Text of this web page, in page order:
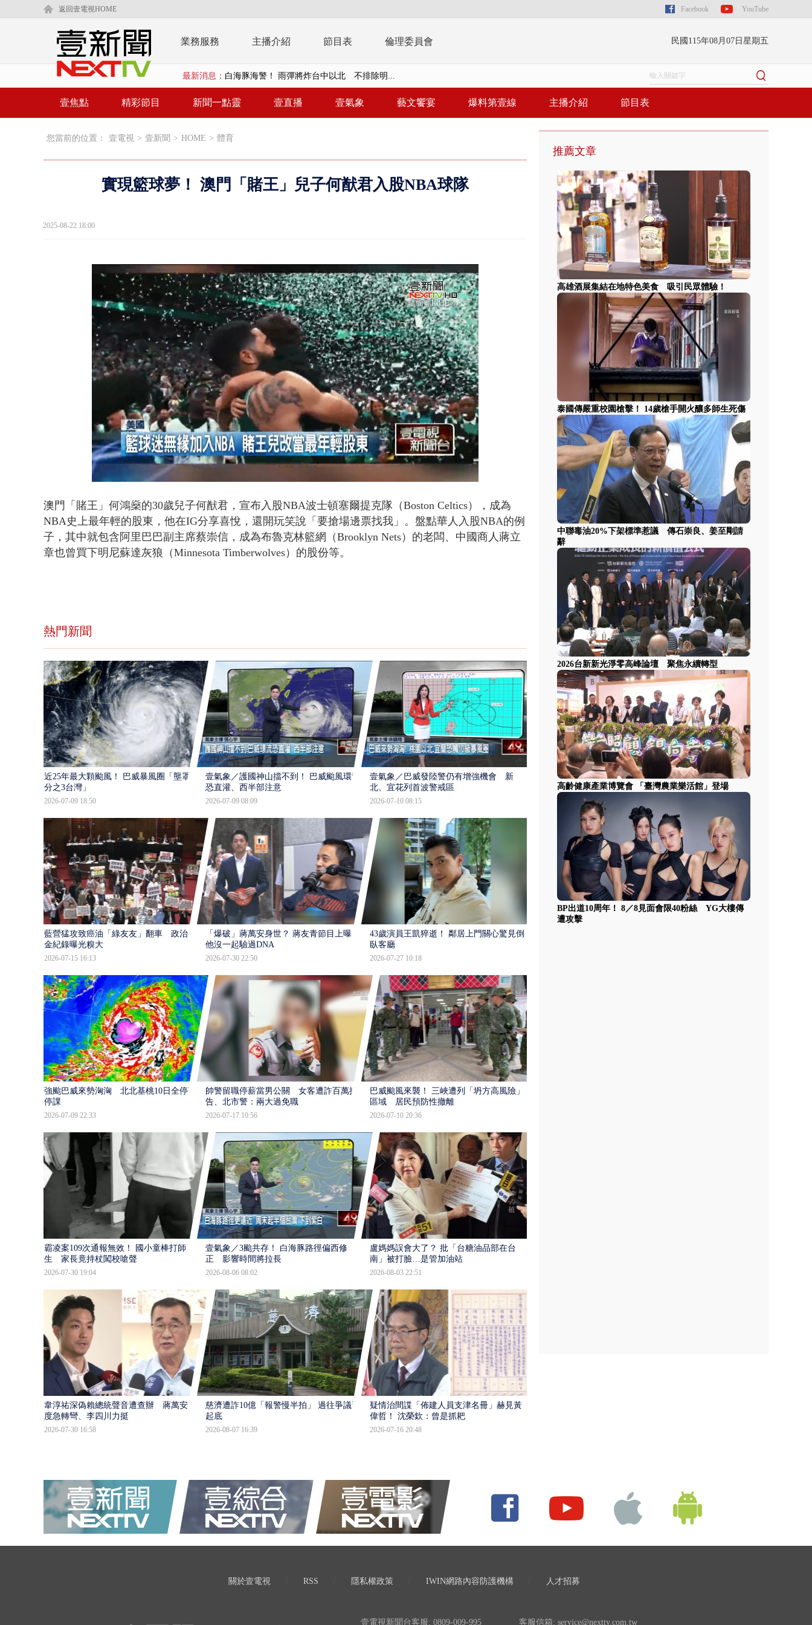
返回壹電視HOME Facebook YouTube
業務服務 主播介紹 節目表 倫理委員會 民國115年08月07日星期五
最新消息： 白海豚海警！ 雨彈將炸台中以北 不排除明...
沖繩機場航班取消！ 滯留旅客「拚手速」搶...
名律狠詐慈濟10億！ 豪宅藏「9千萬鈔票磚、...
父親節限定！ 「一鴨三吃」、「客家攪福」...
壹焦點 精彩節目 新聞一點靈 壹直播 壹氣象 藝文饗宴 爆料第壹線 主播介紹 節目表
您當前的位置： 壹電視 > 壹新聞 > HOME > 體育
實現籃球夢！ 澳門「賭王」兒子何猷君入股NBA球隊
2025-08-22 18:00
50.53%
澳門「賭王」何鴻燊的30歲兒子何猷君，宣布入股NBA波士頓塞爾提克隊（Boston Celtics），成為
NBA史上最年輕的股東，他在IG分享喜悅，還開玩笑說「要搶場邊票找我」。盤點華人入股NBA的例
子，其中就包含阿里巴巴副主席蔡崇信，成為布魯克林籃網（Brooklyn Nets）的老闆、中國商人蔣立
章也曾買下明尼蘇達灰狼（Minnesota Timberwolves）的股份等。
熱門新聞
近25年最大顆颱風！ 巴威暴風圈「壟罩4
分之3台灣」
2026-07-09 18:50
壹氣象／護國神山擋不到！ 巴威颱風環流
恐直灌、西半部注意
2026-07-09 08:09
壹氣象／巴威發陸警仍有增強機會 新
北、宜花列首波警戒區
2026-07-10 08:15
藍營猛攻致癌油「綠友友」翻車 政治獻
金紀錄曝光糗大
2026-07-15 16:13
「爆破」蔣萬安身世？ 蔣友青節目上曝：
他沒一起驗過DNA
2026-07-30 22:50
43歲演員王凱猝逝！ 鄰居上門關心驚見倒
臥客廳
2026-07-27 10:18
強颱巴威來勢洶洶 北北基桃10日全停班
停課
2026-07-09 22:33
帥警留職停薪當男公關 女客遭詐百萬提
告、北市警：兩大過免職
2026-07-17 10:56
巴威颱風來襲！ 三峽遭列「坍方高風險」
區域 居民預防性撤離
2026-07-10 20:36
霸凌案109次通報無效！ 國小童棒打師
生 家長竟持杖闖校嗆聲
2026-07-30 19:04
壹氣象／3颱共存！ 白海豚路徑偏西修
正 影響時間將拉長
2026-08-06 08:02
盧媽媽誤會大了？ 批「台糖油品部在台
南」被打臉…是管加油站
2026-08-03 22:51
韋淳祐深偽賴總統聲音遭查辦 蔣萬安態
度急轉彎、李四川力挺
2026-07-30 16:58
慈濟遭詐10億「報警慢半拍」 過往爭議遭
起底
2026-08-07 16:39
疑情治間諜「佈建人員支津名冊」赫見黃
偉哲！ 沈榮欽：曾是抓耙
2026-07-16 20:48
推薦文章
高雄酒展集結在地特色美食 吸引民眾體驗！
泰國傳嚴重校園槍擊！ 14歲槍手開火釀多師生死傷
中聯毒油20%下架標準惹議 傳石崇良、姜至剛請
辭
2026台新新光淨零高峰論壇 聚焦永續轉型
高齡健康產業博覽會 「臺灣農業樂活館」登場
BP出道10周年！ 8／8見面會限40粉絲 YG大樓傳
遭攻擊
關於壹電視 RSS 隱私權政策 IWIN網路內容防護機構 人才招募
壹電視新聞台客服: 0809-009-995 客服信箱: service@nexttv.com.tw